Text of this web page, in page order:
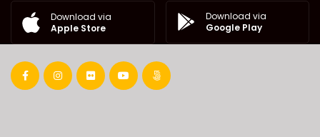
Download via
Apple Store
Download via
Google Play